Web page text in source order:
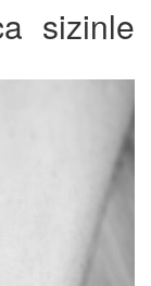
sizinle